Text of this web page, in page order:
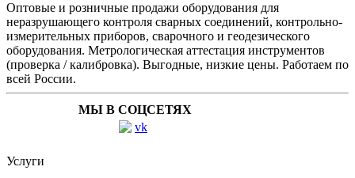
Оптовые и розничные продажи оборудования для
неразрушающего контроля сварных соединений, контрольно-
измерительных приборов, сварочного и геодезического
оборудования. Метрологическая аттестация инструментов
(проверка / калибровка). Выгодные, низкие цены. Работаем по
всей России.
МЫ В СОЦСЕТЯХ
Услуги